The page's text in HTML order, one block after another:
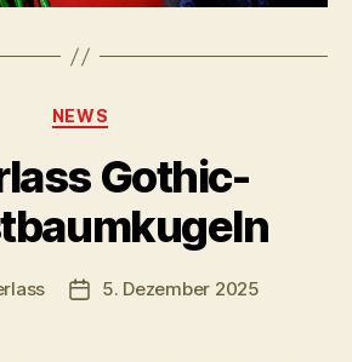
Kategorien
NEWS
Gothic-
Beitragsdatum
5. Dezember 2025